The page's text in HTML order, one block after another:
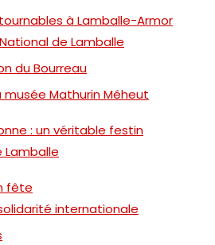
à Lamballe-Armor
de Lamballe
du Bourreau
Mathurin Méheut
: un véritable festin
Lamballe
fête
internationale